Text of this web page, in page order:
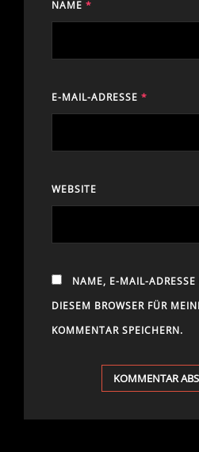
NAME *
E-MAIL-ADRESSE *
WEBSITE
NAME, E-MAIL-
DIESEM BROWSER FÜR
KOMMENTAR SPEICHERN.